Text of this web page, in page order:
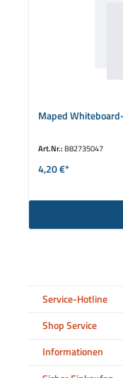
Maped
Art.Nr.: B82735047
4,20 €*
Service-Hotline
Shop Service
Informationen